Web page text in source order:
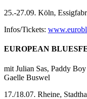
25.-27.09. Köln,
Infos/Tickets:
EUROPEAN
mit Julian Sas, Paddy
Gaelle Buswel
17./18.07. Rheine,